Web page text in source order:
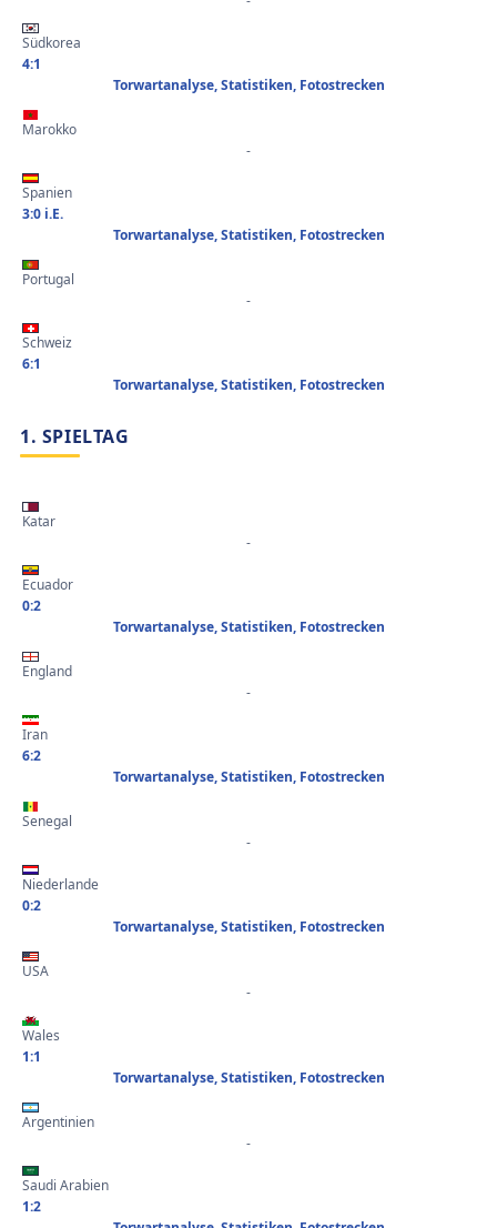
Südkorea
4:1
Torwartanalyse, Statistiken, Fotostrecken
Marokko
-
Spanien
3:0 i.E.
Torwartanalyse, Statistiken, Fotostrecken
Portugal
-
Schweiz
6:1
Torwartanalyse, Statistiken, Fotostrecken
1. SPIELTAG
Katar
-
Ecuador
0:2
Torwartanalyse, Statistiken, Fotostrecken
England
-
Iran
6:2
Torwartanalyse, Statistiken, Fotostrecken
Senegal
-
Niederlande
0:2
Torwartanalyse, Statistiken, Fotostrecken
USA
-
Wales
1:1
Torwartanalyse, Statistiken, Fotostrecken
Argentinien
-
Saudi Arabien
1:2